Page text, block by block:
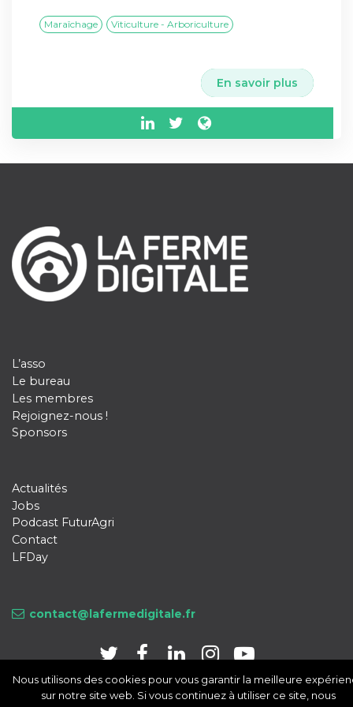
Maraîchage Viticulture - Arboriculture
En savoir plus
L’asso
Le bureau
Les membres
Rejoignez-nous !
Sponsors
Actualités
Jobs
Podcast FuturAgri
Contact
LFDay
contact@lafermedigitale.fr
Nous utilisons des cookies pour vous garantir la meilleure
sur notre site web. Si vous continuez à utiliser ce site, nous